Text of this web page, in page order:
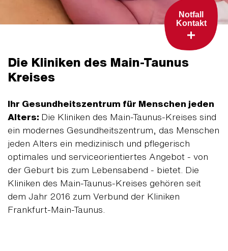
Notfall
Kontakt
Die Kliniken des Main-Taunus
Kreises
Ihr Gesundheitszentrum für Menschen jeden
Alters: Die Kliniken des Main-Taunus-Kreises sind
ein modernes Gesundheitszentrum, das Menschen
jeden Alters ein medizinisch und pflegerisch
optimales und serviceorientiertes Angebot - von
der Geburt bis zum Lebensabend - bietet. Die
Kliniken des Main-Taunus-Kreises gehören seit
dem Jahr 2016 zum Verbund der Kliniken
Frankfurt-Main-Taunus.